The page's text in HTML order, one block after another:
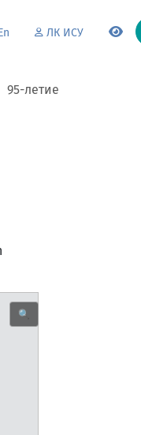
ЛК ИСУ
95-летие
🔍